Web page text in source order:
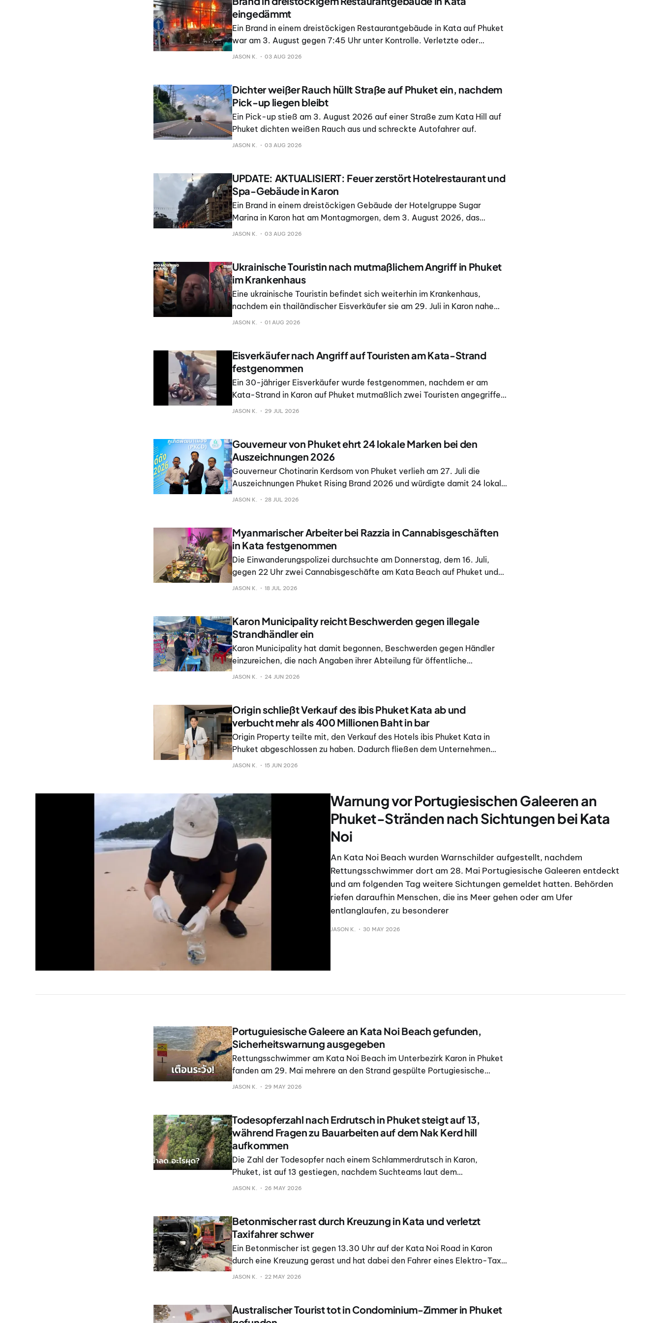
eingedämmt
Ein Brand in einem dreistöckigen Restaurantgebäude in Kata auf Phuket
war am 3. August gegen 7:45 Uhr unter Kontrolle. Verletzte oder
Todesopfer wurden nicht gemeldet. Das Feuer brach laut
JASON K. 03 AUG 2026
Dichter weißer Rauch hüllt Straße auf Phuket ein, nachdem
Pick-up liegen bleibt
Ein Pick-up stieß am 3. August 2026 auf einer Straße zum Kata Hill auf
Phuket dichten weißen Rauch aus und schreckte Autofahrer auf.
JASON K. 03 AUG 2026
UPDATE: AKTUALISIERT: Feuer zerstört Hotelrestaurant und
Spa-Gebäude in Karon
Ein Brand in einem dreistöckigen Gebäude der Hotelgruppe Sugar
Marina in Karon hat am Montagmorgen, dem 3. August 2026, das
Gebäude zerstört, berichtete The Bangkok Post. The Phuket News
JASON K. 03 AUG 2026
Ukrainische Touristin nach mutmaßlichem Angriff in Phuket
im Krankenhaus
Eine ukrainische Touristin befindet sich weiterhin im Krankenhaus,
nachdem ein thailändischer Eisverkäufer sie am 29. Juli in Karon nahe
Kata Beach mutmaßlich angegriffen haben soll, wie The Thaiger
JASON K. 01 AUG 2026
Eisverkäufer nach Angriff auf Touristen am Kata-Strand
festgenommen
Ein 30-jähriger Eisverkäufer wurde festgenommen, nachdem er am
Kata-Strand in Karon auf Phuket mutmaßlich zwei Touristen angegriffen
hatte, teilte die Polizei von Karon mit.
JASON K. 29 JUL 2026
Gouverneur von Phuket ehrt 24 lokale Marken bei den
Auszeichnungen 2026
Gouverneur Chotinarin Kerdsom von Phuket verlieh am 27. Juli die
Auszeichnungen Phuket Rising Brand 2026 und würdigte damit 24 lokale
Unternehmen für ihre Eigenständigkeit und ihren Erfolg. Die Zeremonie
JASON K. 28 JUL 2026
Myanmarischer Arbeiter bei Razzia in Cannabisgeschäften
in Kata festgenommen
Die Einwanderungspolizei durchsuchte am Donnerstag, dem 16. Juli,
gegen 22 Uhr zwei Cannabisgeschäfte am Kata Beach auf Phuket und
beschlagnahmte mehr als 40 Gegenstände, darunter
JASON K. 18 JUL 2026
Karon Municipality reicht Beschwerden gegen illegale
Strandhändler ein
Karon Municipality hat damit begonnen, Beschwerden gegen Händler
einzureichen, die nach Angaben ihrer Abteilung für öffentliche
Gesundheit und Umwelt illegal am Kata Beach, an der Pak Bang Road
JASON K. 24 JUN 2026
Origin schließt Verkauf des ibis Phuket Kata ab und
verbucht mehr als 400 Millionen Baht in bar
Origin Property teilte mit, den Verkauf des Hotels ibis Phuket Kata in
Phuket abgeschlossen zu haben. Dadurch fließen dem Unternehmen
mehr als 400 Millionen Baht zusätzlich in bar zu, die für neue
JASON K. 15 JUN 2026
Warnung vor Portugiesischen Galeeren an
Phuket-Stränden nach Sichtungen bei Kata
Noi
An Kata Noi Beach wurden Warnschilder aufgestellt, nachdem
Rettungsschwimmer dort am 28. Mai Portugiesische Galeeren entdeckt
und am folgenden Tag weitere Sichtungen gemeldet hatten. Behörden
riefen daraufhin Menschen, die ins Meer gehen oder am Ufer
entlanglaufen, zu besonderer
JASON K. 30 MAY 2026
Portuguiesische Galeere an Kata Noi Beach gefunden,
Sicherheitswarnung ausgegeben
Rettungsschwimmer am Kata Noi Beach im Unterbezirk Karon in Phuket
fanden am 29. Mai mehrere an den Strand gespülte Portugiesische
Galeeren. Der Fund löste Besorgnis bei Touristen und Strandbetrieben in
JASON K. 29 MAY 2026
Todesopferzahl nach Erdrutsch in Phuket steigt auf 13,
während Fragen zu Bauarbeiten auf dem Nak Kerd hill
aufkommen
Die Zahl der Todesopfer nach einem Schlammerdrutsch in Karon,
Phuket, ist auf 13 gestiegen, nachdem Suchteams laut dem
Ausgangsbericht alle als vermisst gemeldeten Personen gefunden
JASON K. 26 MAY 2026
Betonmischer rast durch Kreuzung in Kata und verletzt
Taxifahrer schwer
Ein Betonmischer ist gegen 13.30 Uhr auf der Kata Noi Road in Karon
durch eine Kreuzung gerast und hat dabei den Fahrer eines Elektro-Taxis
schwer verletzt, teilte die Polizei mit. Laut Karon Police ist auf CCTV-
JASON K. 22 MAY 2026
Australischer Tourist tot in Condominium-Zimmer in Phuket